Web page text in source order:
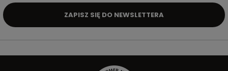
ZAPISZ SIĘ DO NEWSLETTERA